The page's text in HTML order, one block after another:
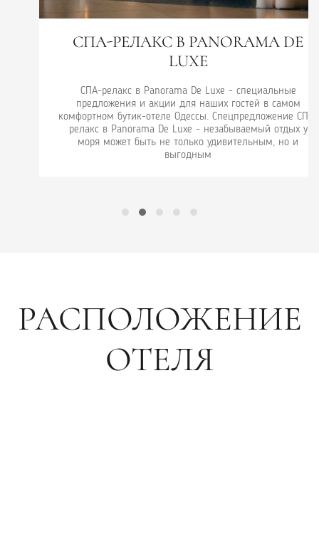
СПА-РЕЛАКС В PANORAMA DE
LUXE
СПА-релакс в Panorama De Luxe - специальные
предложения и акции для наших гостей в самом
комфортном бутик-отеле Одессы. Спецпредложение СПА-
релакс в Panorama De Luxe - незабываемый отдых у
моря может быть не только удивительным, но и
выгодным
РАСПОЛОЖЕНИЕ
ОТЕЛЯ